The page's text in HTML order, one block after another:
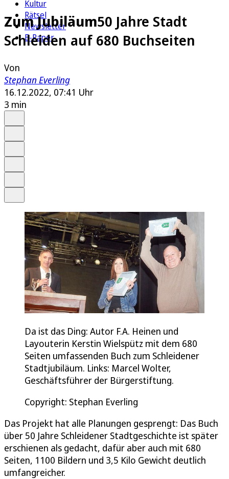
Kultur
Rätsel
Newsletter
E-Paper
Zum Jubiläum50 Jahre Stadt
Schleiden auf 680 Buchseiten
Von
Stephan Everling
16.12.2022, 07:41 Uhr
3 min
Da ist das Ding: Autor F.A. Heinen und
Layouterin Kerstin Wielspütz mit dem 680
Seiten umfassenden Buch zum Schleidener
Stadtjubiläum. Links: Marcel Wolter,
Geschäftsführer der Bürgerstiftung.
Copyright: Stephan Everling
Das Projekt hat alle Planungen gesprengt: Das Buch
über 50 Jahre Schleidener Stadtgeschichte ist später
erschienen als gedacht, dafür aber auch mit 680
Seiten, 1100 Bildern und 3,5 Kilo Gewicht deutlich
umfangreicher.